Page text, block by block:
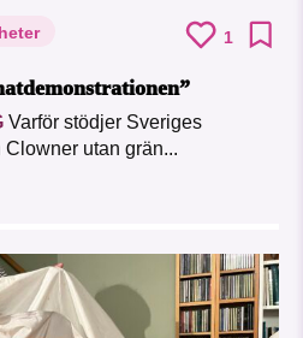
1
Varför stödjer Sveriges
utan grän...